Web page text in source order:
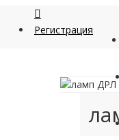
Регистрация